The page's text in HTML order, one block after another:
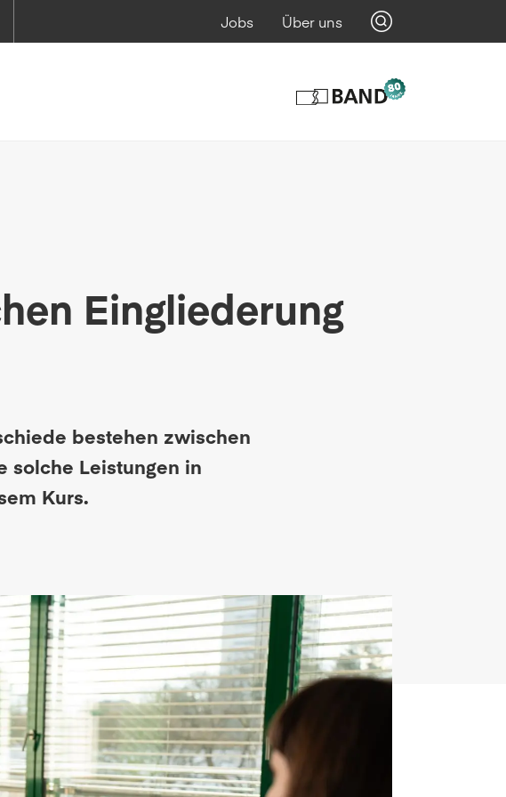
Jobs Über uns
Eingliederung
bestehen zwischen
solche Leistungen in
Kurs.